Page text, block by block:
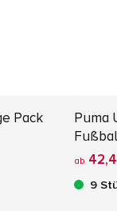
Pack
Puma
ab
9